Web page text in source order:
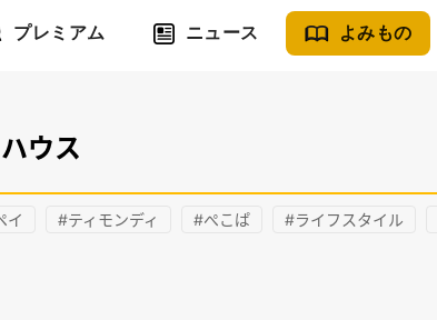
プレミアム ニュース よみもの
ウス
イ #ティモンディ #ぺこぱ #ライフスタイル